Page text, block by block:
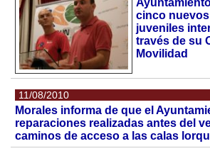
cinco
juveniles
través de su
Movilidad
11/08/2010
Morales informa de que el
reparaciones realizadas antes del
caminos de acceso a las calas